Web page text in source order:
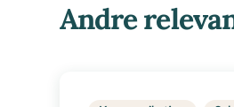
Andre